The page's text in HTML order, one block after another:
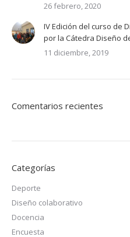
26 febrero, 2020
IV Edición del curso de
por la Cátedra Diseño
11 diciembre, 2019
Comentarios recientes
Categorías
Deporte
Diseño colaborativo
Docencia
Encuesta